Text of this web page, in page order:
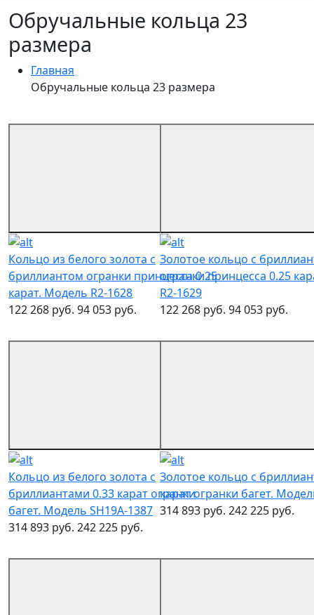
Обручальные кольца 23
размера
Главная
Обручальные кольца 23 размера
Кольцо из белого золота с
бриллиантом огранки принцесса 0.25
карат. Модель R2-1628
122 268 руб. 94 053 руб.
Золотое кольцо с
огранки принцесса 0.25
R2-1629
122 268 руб. 94 053 руб.
Кольцо из белого золота с
бриллиантами 0.33 карат огранки
багет. Модель SH19A-1387
314 893 руб. 242 225 руб.
Золотое кольцо с
карат огранки багет.
314 893 руб. 242 225 руб.